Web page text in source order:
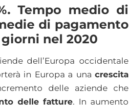
Tempo medio di
di pagamento
nel 2020
dell’Europa occidentale
in Europa a una crescita
delle aziende che
delle fatture. In aumento